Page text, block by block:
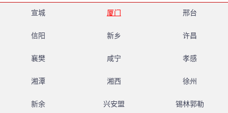
宣城 厦门 邢台
信阳 新乡 许昌
襄樊 咸宁 孝感
湘潭 湘西 徐州
新余 兴安盟 锡林郭勒